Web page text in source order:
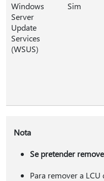
Windows
Server
Update
Services
(WSUS)
Sim
Nota
Se pretender
Para remover a